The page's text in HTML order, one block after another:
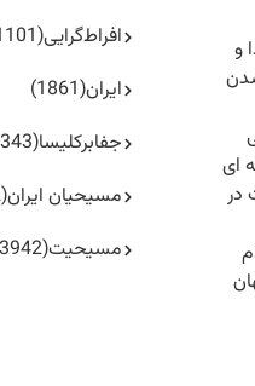
و
ای
در
افراط‌گرایی(1101)
ایران(1861)
جفا‌بر‌کلیسا(1343)
مسیحیان ایران(1062)
مسیحیت(3942)